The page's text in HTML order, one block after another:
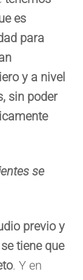
es
para
y a nivel
sin poder
se
previo y
tiene que
. Y en